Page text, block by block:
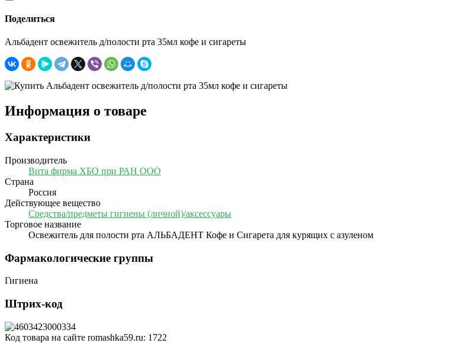
Поделиться
Альбадент освежитель д/полости рта 35мл кофе и сигареты
Информация о товаре
Характеристики
Производитель
Вита фирма ХБО при РАН ООО
Страна
Россия
Действующее вещество
Средства/предметы гигиены (личной)/аксессуары
Торговое название
Освежитель для полости рта АЛЬБАДЕНТ Кофе и Сигарета для курящих с азуленом
Фармакологические группы
Гигиена
Штрих-код
Код товара на сайте romashka59.ru: 1722